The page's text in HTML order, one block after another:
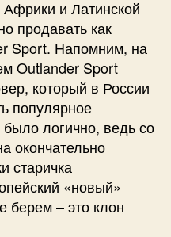
Африки и Латинской
продавать как
Sport. Напомним, на
Outlander Sport
который в России
популярное
логично, ведь со
окончательно
старичка
«новый»
берем – это клон